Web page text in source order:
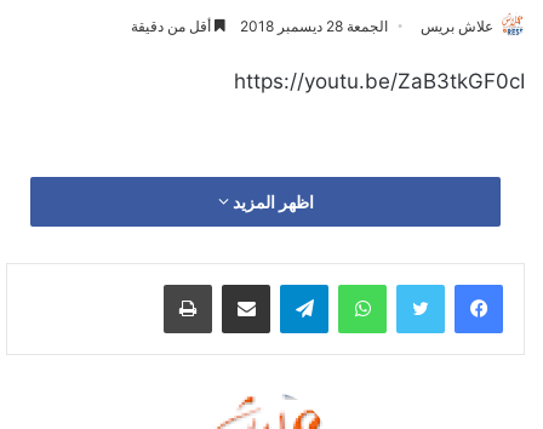
علاش بريس الجمعة 28 ديسمبر 2018 أقل من دقيقة
https://youtu.be/ZaB3tkGF0cI
اظهر المزيد
واتساب تيلقرام مشاركة عبر البريد طباعة